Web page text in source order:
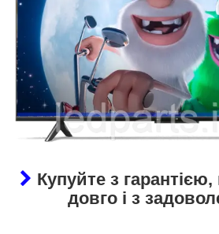
Купуйте з
довго і з